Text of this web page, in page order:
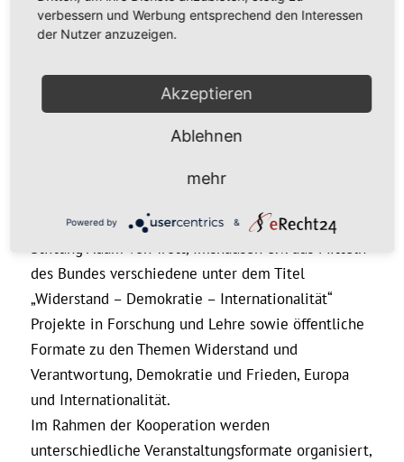
Bundesbeauftragte für Kultur und Medien
geförderten Kooperation mit der Georg-August-
werden zahlreiche Veranstaltungs- und
Workshopformate für unterschiedliche Zielgruppen
In Erinnerung an den Göttinger Alumnus und
die Universität Göttingen gemeinsam mit der
Stiftung Adam von Trott, Imshausen e.V. aus Mitteln
des Bundes verschiedene unter dem Titel
„Widerstand – Demokratie – Internationalität“
Projekte in Forschung und Lehre sowie öffentliche
Formate zu den Themen Widerstand und
Verantwortung, Demokratie und Frieden, Europa
und Internationalität.
Im Rahmen der Kooperation werden
unterschiedliche Veranstaltungsformate organisiert,
verbessern und Werbung entsprechend den Interessen
der Nutzer anzuzeigen.
Akzeptieren
Ablehnen
mehr
Powered by &